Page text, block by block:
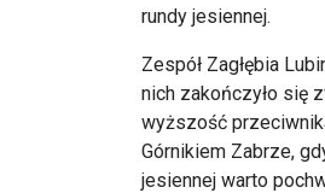
rundy jesiennej.
Zespół Zagłębia
nich zakończyło się
wyższość
Górnikiem Zabrze,
jesiennej warto